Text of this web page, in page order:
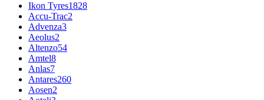
Ikon Tyres1828
Accu-Trac2
Advenza3
Aeolus2
Altenzo54
Amtel8
Anlas7
Antares260
Aosen2